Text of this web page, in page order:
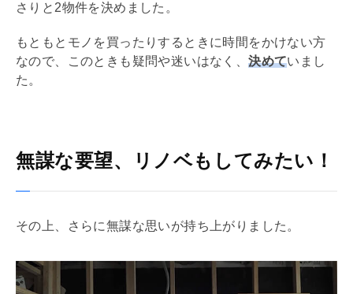
さりと2物件を決めました。
もともとモノを買ったりするときに時間をかけない方
なので、このときも疑問や迷いはなく、決めていまし
た。
無謀な要望、リノベもしてみたい！
その上、さらに無謀な思いが持ち上がりました。